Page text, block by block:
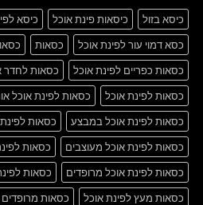
כיסא בזול כיסאות פינת אוכל
כיסא
כסא דמוי עור לפינת אוכל
כסאות
כסאות כפריים לפינת אוכל
כסאות לחדר
כסאות לפינת אוכל
כסאות לפינת אוכל
כסאות לפינת אוכל במבצע
כסאות לפינת
כסאות לפינת אוכל מעוצבים
כסאות
כסאות לפינת אוכל מרופדים
כסאות
כסאות מעץ לפינת אוכל
כסאות מרופדים